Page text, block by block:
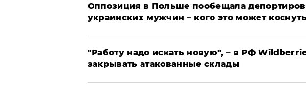
Оппозиция в Польше пообещала
украинских мужчин – кого это может
"Работу надо искать новую", – в РФ
закрывать атакованные склады